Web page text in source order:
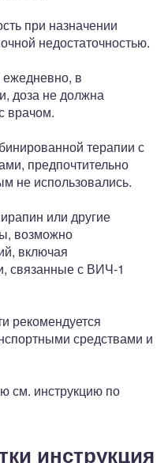
при назначении
недостаточностью.
в
доза не должна
врачом.
терапии с
предпочтительно
не использовались.
или другие
возможно
включая
связанные с ВИЧ-1
рекомендуется
средствами и
см. инструкцию по
инструкция